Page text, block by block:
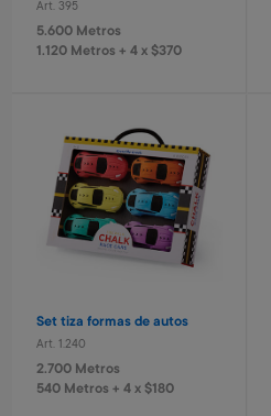
Art. 395
5.600 Metros
1.120 Metros + 4 x $370
Set tiza formas de autos
Art. 1.240
2.700 Metros
540 Metros + 4 x $180